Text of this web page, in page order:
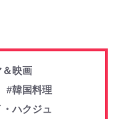
映画
#韓国料理
ハクジュ